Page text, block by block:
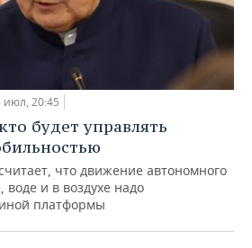
июл, 20:45
будет управлять
что движение автономного
и в воздухе надо
платформы